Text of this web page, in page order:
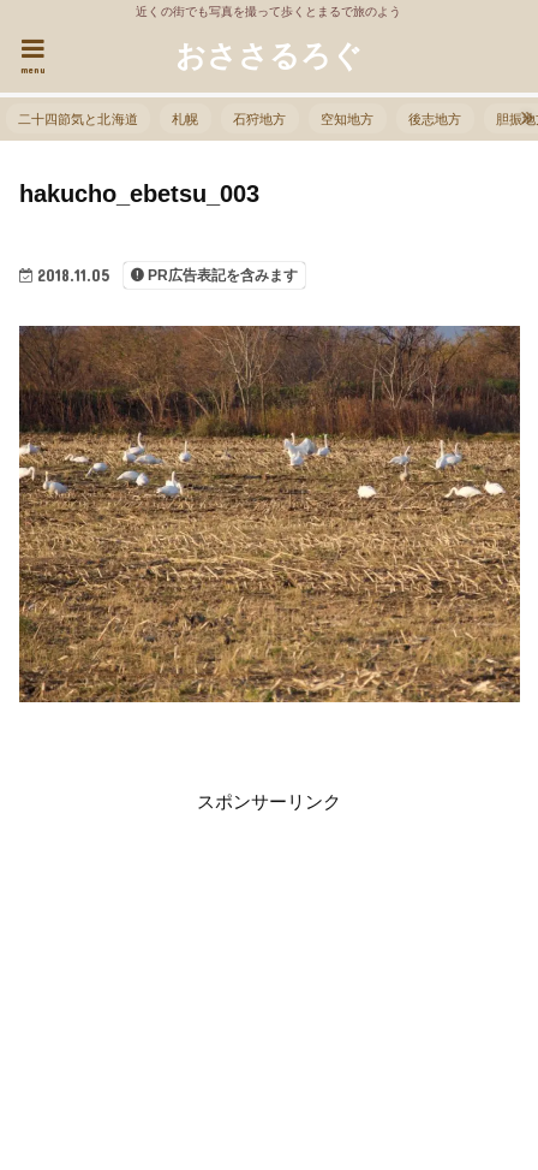
近くの街でも写真を撮って歩くとまるで旅のよう
おささるろぐ
menu
二十四節気と北海道 札幌 石狩地方 空知地方 後志地方 胆振
2018.11.05 PR広告表記を含みます
hakucho_ebetsu_003
スポンサーリンク